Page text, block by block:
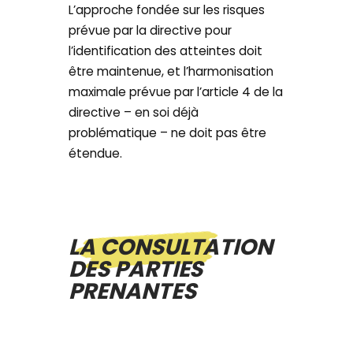
L’approche fondée sur les risques
prévue par la directive pour
l’identification des atteintes doit
être maintenue, et l’harmonisation
maximale prévue par l’article 4 de la
directive – en soi déjà
problématique – ne doit pas être
étendue.
LA CONSULTATION
DES PARTIES
PRENANTES